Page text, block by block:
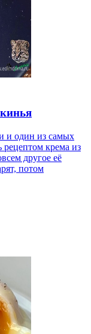
и один из самых
рецептом крема из
другое её
потом